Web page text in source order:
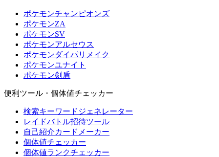
ポケモンチャンピオンズ
ポケモンZA
ポケモンSV
ポケモンアルセウス
ポケモンダイパリメイク
ポケモンユナイト
ポケモン剣盾
便利ツール・個体値チェッカー
検索キーワードジェネレーター
レイドバトル招待ツール
自己紹介カードメーカー
個体値チェッカー
個体値ランクチェッカー